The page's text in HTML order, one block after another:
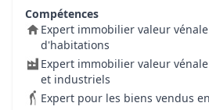
Compétences
Expert immobilier valeur
d'habitations
Expert immobilier valeur
et industriels
Expert pour les biens vendus